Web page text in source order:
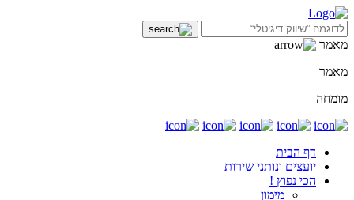
מאמר
מאמר
מומחה
דף הבית
יועצים ונותני שירות
הכי נפוץ !
מימון